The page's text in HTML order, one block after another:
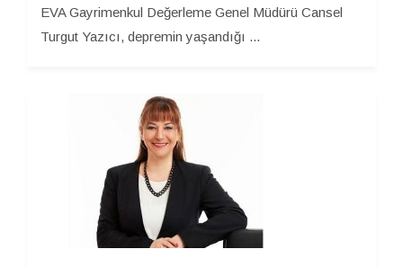
EVA Gayrimenkul Değerleme Genel Müdürü Cansel
Turgut Yazıcı, depremin yaşandığı ...